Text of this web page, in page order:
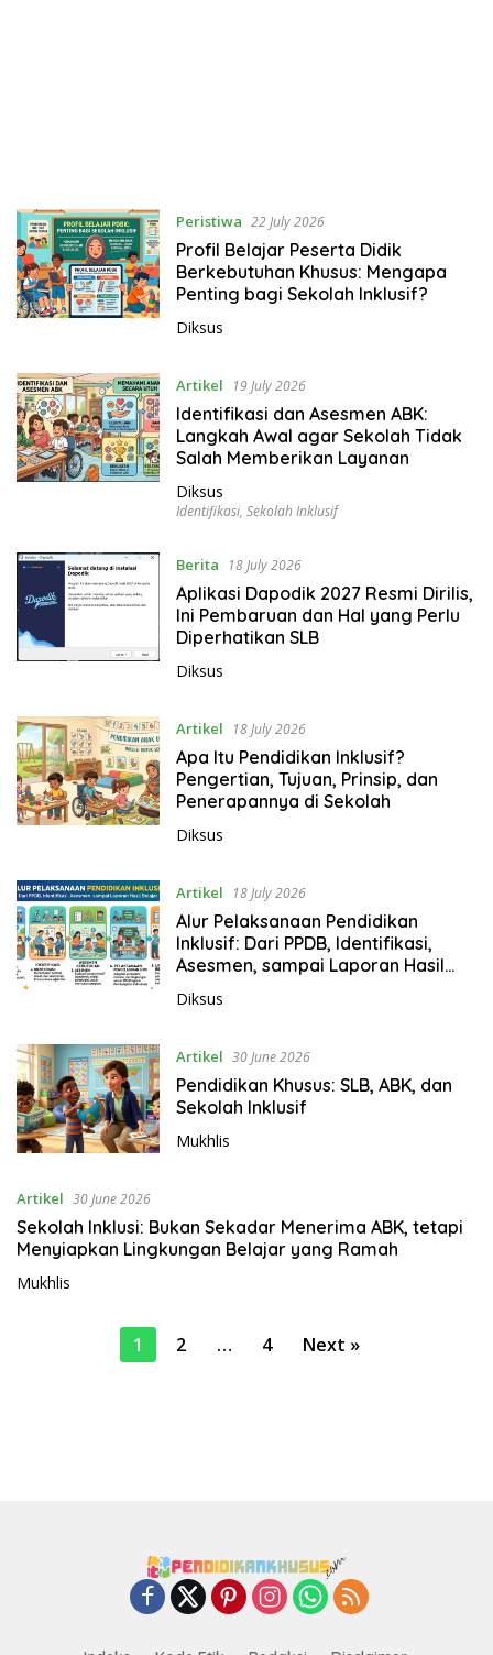
Peristiwa 22 July 2026
Profil Belajar Peserta Didik
Berkebutuhan Khusus: Mengapa
Penting bagi Sekolah Inklusif?
Diksus
Artikel 19 July 2026
Identifikasi dan Asesmen ABK:
Langkah Awal agar Sekolah Tidak
Salah Memberikan Layanan
Diksus
Identifikasi, Sekolah Inklusif
Berita 18 July 2026
Aplikasi Dapodik 2027 Resmi Dirilis,
Ini Pembaruan dan Hal yang Perlu
Diperhatikan SLB
Diksus
Artikel 18 July 2026
Apa Itu Pendidikan Inklusif?
Pengertian, Tujuan, Prinsip, dan
Penerapannya di Sekolah
Diksus
Artikel 18 July 2026
Alur Pelaksanaan Pendidikan
Inklusif: Dari PPDB, Identifikasi,
Asesmen, sampai Laporan Hasil
Belajar
Diksus
Artikel 30 June 2026
Pendidikan Khusus: SLB, ABK, dan
Sekolah Inklusif
Mukhlis
Artikel 30 June 2026
Sekolah Inklusi: Bukan Sekadar Menerima ABK, tetapi
Menyiapkan Lingkungan Belajar yang Ramah
Mukhlis
1 2 … 4 Next »